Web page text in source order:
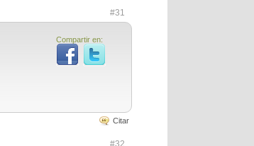
#31
Compartir en:
Citar
#32